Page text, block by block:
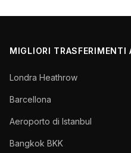
MIGLIORI TRASFERIMENTI
Londra Heathrow
Barcellona
Aeroporto di Istanbul
Bangkok BKK